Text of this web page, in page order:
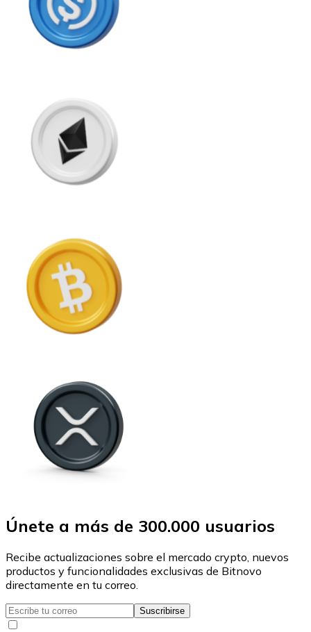
Únete a más de 300.000 usuarios
Recibe actualizaciones sobre el mercado crypto, nuevos
productos y funcionalidades exclusivas de Bitnovo
directamente en tu correo.
Suscribirse